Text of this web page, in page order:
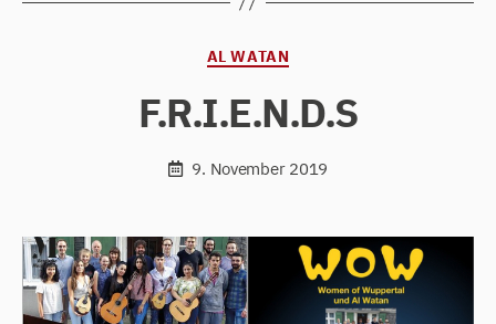
Kategorien
AL WATAN
F.R.I.E.N.D.S
9. November 2019